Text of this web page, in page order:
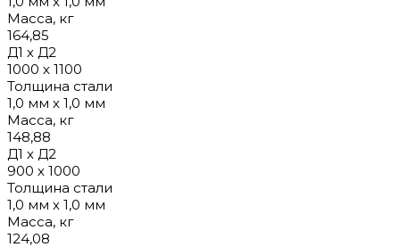
Масса, кг
164,85
Д1 х Д2
1000 х 1100
Толщина стали
1,0 мм х 1,0 мм
Масса, кг
148,88
Д1 х Д2
900 х 1000
Толщина стали
1,0 мм х 1,0 мм
Масса, кг
124,08